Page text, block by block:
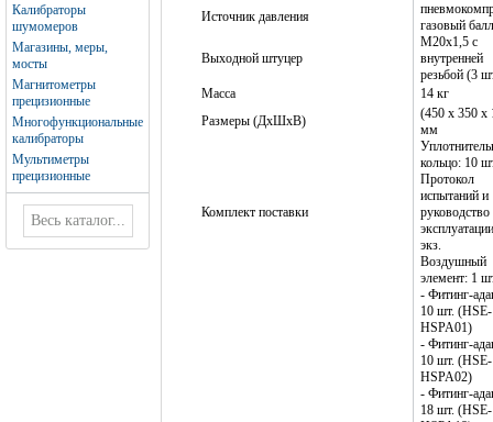
Калибраторы
шумомеров
Магазины, меры,
мосты
Магнитометры
прецизионные
Многофункциональные
калибраторы
Мультиметры
прецизионные
Источник давления
газовый
Выходной штуцер
M20x1,5 с
внутренней
резьбой (3
Масса
14 кг
Размеры (ДхШхВ)
(450 х 350 х
мм
Комплект поставки
кольцо: 10
Протокол
испытаний и
руководство
экз.
Воздушный
элемент: 1
- Фитинг-
10 шт. (HSE-
HSPA01)
- Фитинг-
10 шт. (HSE-
HSPA02)
- Фитинг-
18 шт. (HSE-